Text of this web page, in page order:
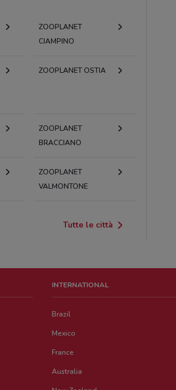
ZOOPLANET
CIAMPINO
ZOOPLANET OSTIA
ZOOPLANET
BRACCIANO
ZOOPLANET
VALMONTONE
Tutte le città
INTERNATIONAL
Brazil
Mexico
France
Australia